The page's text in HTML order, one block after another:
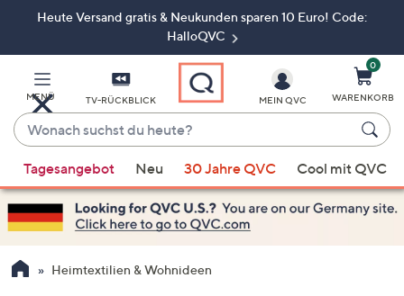
ZumHeute Versand gratis & Neukunden sparen 10 Euro! Code:
HalloQVC
MENÜ TV-RÜCKBLICK
Wonach
suchst
du
heute?
Vorschläge
verfügbar
sind,
verwenden
Sie
MEIN QVC
0
WARENKORB
Tagesangebot Neu 30 Jahre QVC Cool mit QVC
Heimtextilien & Wohnideen